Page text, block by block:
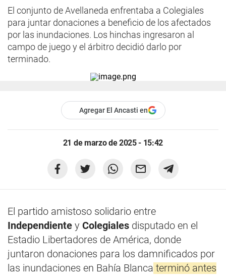
El conjunto de Avellaneda enfrentaba a Colegiales
para juntar donaciones a beneficio de los afectados
por las inundaciones. Los hinchas ingresaron al
campo de juego y el árbitro decidió darlo por
terminado.
Agregar El Ancasti en
21 de marzo de 2025 - 15:42
El partido amistoso solidario entre
Independiente y Colegiales disputado en el
Estadio Libertadores de América, donde
juntaron donaciones para los damnificados por
las inundaciones en Bahía Blanca terminó antes